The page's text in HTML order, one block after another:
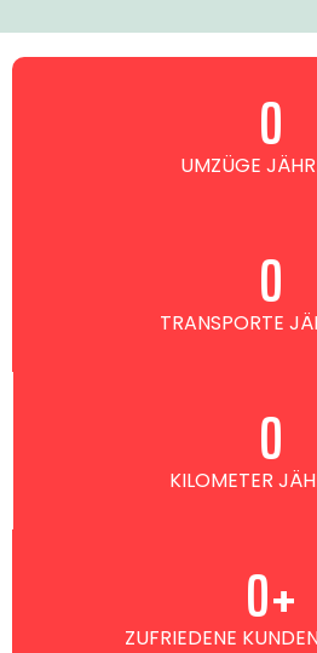
UMZÜGE0
TRANSPORTE
0
KILOMETER
0
ZUFRIEDENE 0+